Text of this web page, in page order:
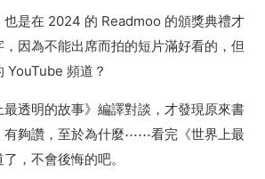
也是在 2024 的 Readmoo 的頒獎典禮才
因為不能出席而拍的短片滿好看的，但
YouTube 頻道？
透明的故事》編譯對談，才發現原來書
有夠讚，至於為什麼⋯⋯看完《世界上最
，不會後悔的吧。